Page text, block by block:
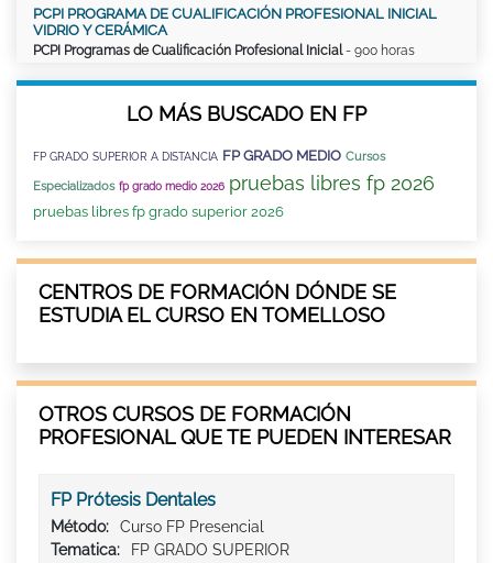
PCPI PROGRAMA DE CUALIFICACIÓN PROFESIONAL INICIAL
VIDRIO Y CERÁMICA
PCPI Programas de Cualificación Profesional Inicial- 900 horas
LO MÁS BUSCADO EN FP
FP GRADO SUPERIOR A DISTANCIA FP GRADO MEDIO Cursos
Especializados fp grado medio 2026 pruebas libres fp 2026
pruebas libres fp grado superior 2026
CENTROS DE FORMACIÓN DÓNDE SE
ESTUDIA EL CURSO EN TOMELLOSO
OTROS CURSOS DE FORMACIÓN
PROFESIONAL QUE TE PUEDEN INTERESAR
FP Prótesis Dentales
Método:
Curso FP Presencial
Tematica:
FP GRADO SUPERIOR